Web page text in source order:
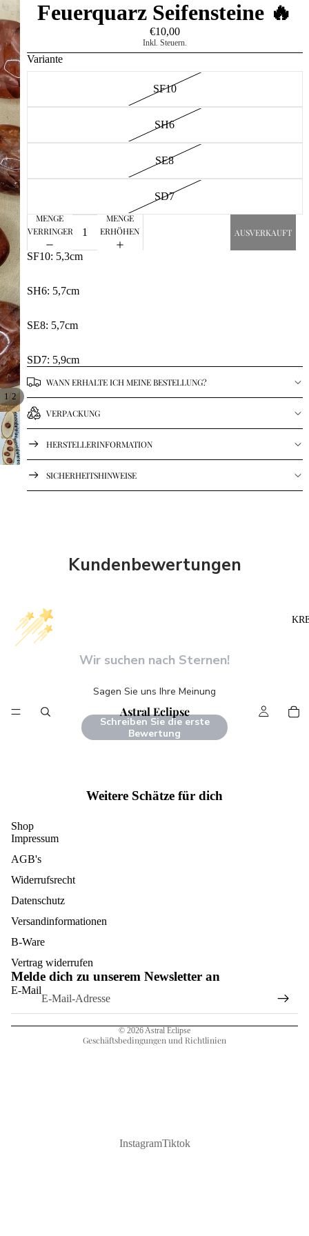
Astral Eclipse
1/2
Feuerquarz Seifensteine 🔥
€10,00
Inkl. Steuern.
Variante
SF10
SH6
SE8
SD7
MENGE
VERRINGERN
MENGE
ERHÖHEN
AUSVERKAUFT
SF10: 5,3cm
SH6: 5,7cm
SE8: 5,7cm
SD7: 5,9cm
WANN ERHALTE ICH MEINE BESTELLUNG?
VERPACKUNG
HERSTELLERINFORMATION
SICHERHEITSHINWEISE
Kundenbewertungen
Wir suchen nach Sternen!
Sagen Sie uns Ihre Meinung
Schreiben Sie die erste
Bewertung
Weitere Schätze für dich
Shop
Impressum
AGB's
Widerrufsrecht
Datenschutz
Versandinformationen
B-Ware
Vertrag widerrufen
Melde dich zu unserem Newsletter an
E-Mail
© 2026 Astral Eclipse
Geschäftsbedingungen und Richtlinien
Widerrufsrecht
Datenschutzerklärung
AGB
Impressum
InstagramTiktok